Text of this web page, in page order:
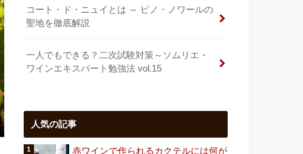
コート・ド・ニュイとは ～ ピノ・ノワールの
聖地を徹底解説
一人でもできる？二次試験対策～ソムリエ・
ワインエキスパート勉強法 vol.15
人気の記事
赤ワインで作られるカクテルには何が